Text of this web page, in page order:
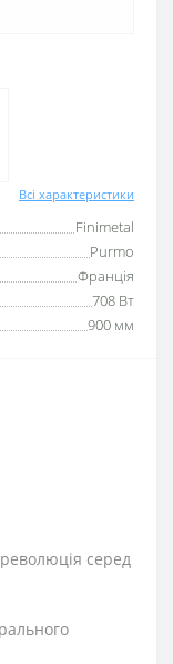
Всі характеристики
Finimetal
Purmo
Франція
708 Вт
900 мм
серед